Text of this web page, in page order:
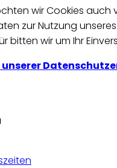
wir Cookies auch
zur Nutzung
bitten wir um Ihr
unserer